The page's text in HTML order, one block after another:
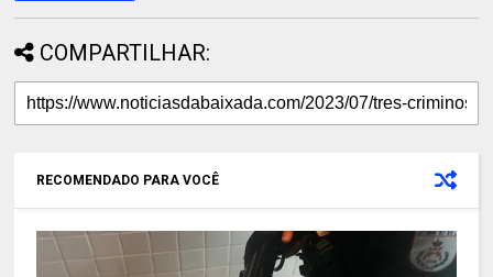
COMPARTILHAR:
RECOMENDADO PARA VOCÊ